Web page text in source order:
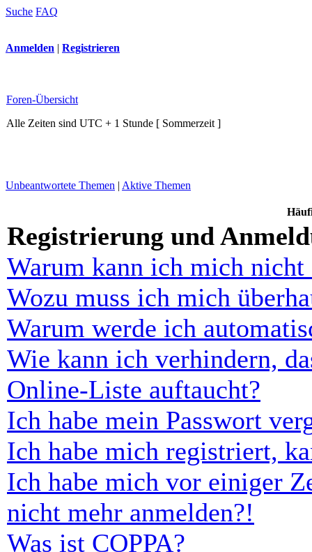
Suche FAQ
Anmelden | Registrieren
Foren-Übersicht
Alle Zeiten sind UTC + 1 Stunde [ Sommerzeit ]
Unbeantwortete Themen | Aktive Themen
Registrierung und
Warum kann ich mich nicht
Wozu muss ich mich
Warum werde ich
Wie kann ich verhindern,
Online-Liste auftaucht?
Ich habe mein Passwort
Ich habe mich registriert,
Ich habe mich vor einiger
nicht mehr anmelden?!
Was ist COPPA?